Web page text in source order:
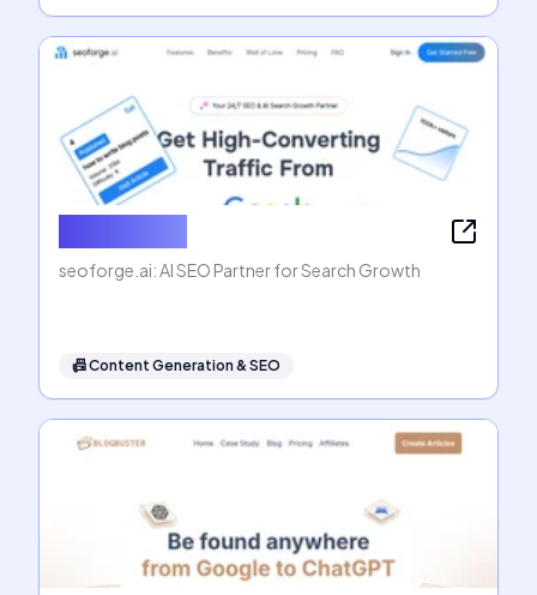
seoforge.ai: AI SEO Partner for Search Growth
📠Content Generation & SEO